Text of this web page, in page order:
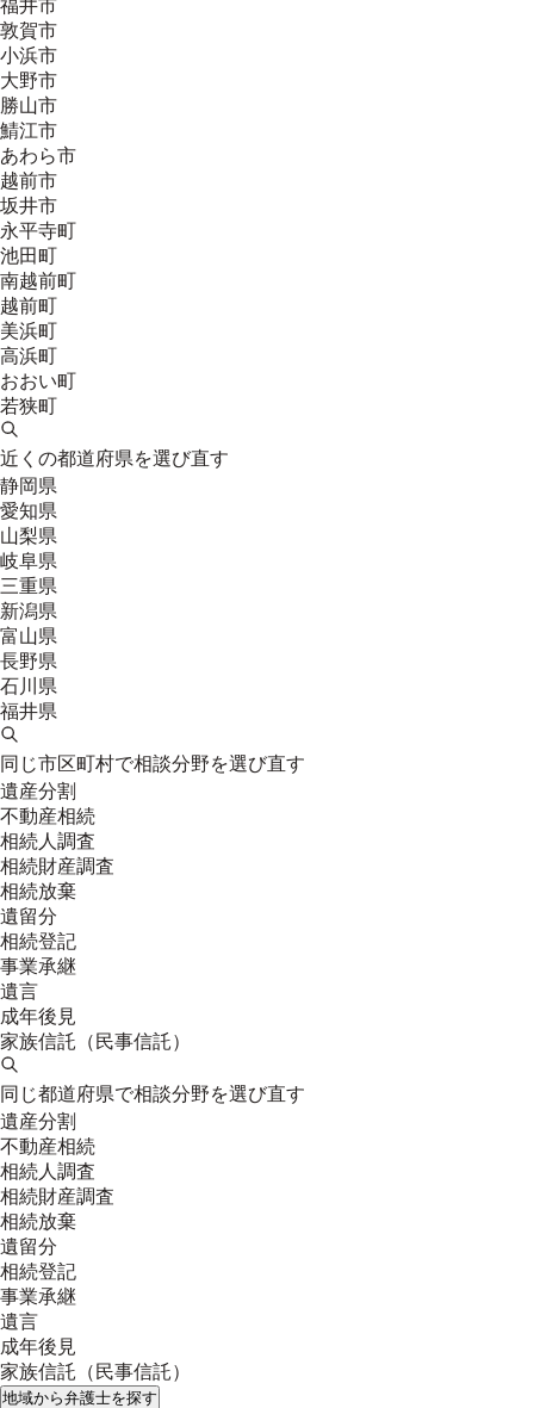
福井市
敦賀市
小浜市
大野市
勝山市
鯖江市
あわら市
越前市
坂井市
永平寺町
池田町
南越前町
越前町
美浜町
高浜町
おおい町
若狭町
近くの都道府県を選び直す
静岡県
愛知県
山梨県
岐阜県
三重県
新潟県
富山県
長野県
石川県
福井県
同じ市区町村で相談分野を選び直す
遺産分割
不動産相続
相続人調査
相続財産調査
相続放棄
遺留分
相続登記
事業承継
遺言
成年後見
家族信託（民事信託）
同じ都道府県で相談分野を選び直す
遺産分割
不動産相続
相続人調査
相続財産調査
相続放棄
遺留分
相続登記
事業承継
遺言
成年後見
家族信託（民事信託）
地域から弁護士を探す